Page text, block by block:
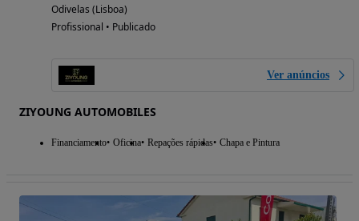
Odivelas (Lisboa)
Profissional • Publicado
Ver anúncios
ZIYOUNG AUTOMOBILES
Financiamento Oficina Repações rápidas Chapa e Pintura